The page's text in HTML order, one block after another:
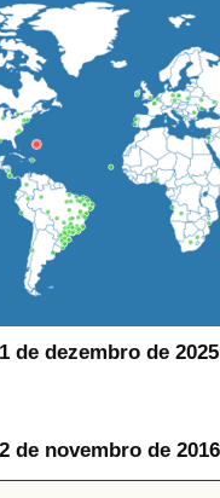
de dezembro de
de novembro de